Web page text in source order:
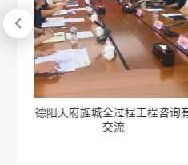
公司新闻丨凝聚文化共识 激发转型动能——公司组织开
